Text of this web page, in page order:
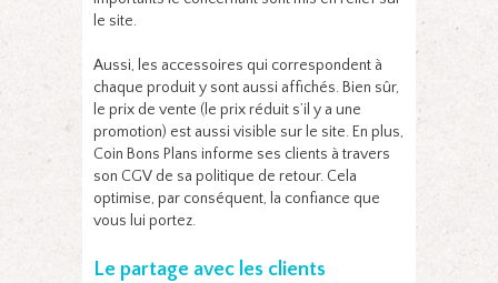
le site.
Aussi, les accessoires qui correspondent à
chaque produit y sont aussi affichés. Bien sûr,
le prix de vente (le prix réduit s’il y a une
promotion) est aussi visible sur le site. En plus,
Coin Bons Plans informe ses clients à travers
son CGV de sa politique de retour. Cela
optimise, par conséquent, la confiance que
vous lui portez.
Le partage avec les clients